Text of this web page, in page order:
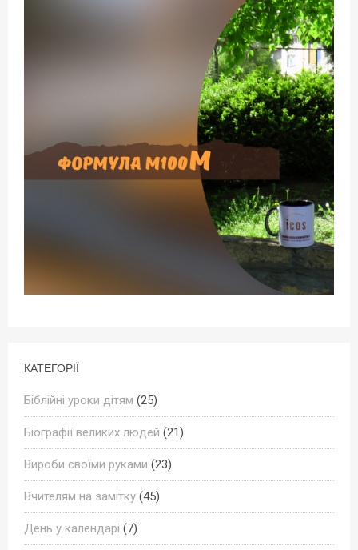
КАТЕГОРІЇ
Біблійні уроки дітям (25)
Біографії великих людей (21)
Вироби своїми руками (23)
Вчителям на замітку (45)
День у календарі (7)